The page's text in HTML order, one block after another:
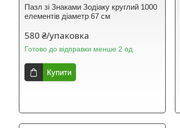
Пазл зі Знаками Зодіаку круглий 1000
елементів діаметр 67 см
580 ₴/упаковка
Готово до відправки менше 2 од.
Купити